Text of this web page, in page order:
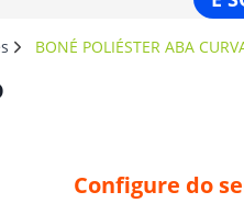
BONÉ POLIÉSTER ABA
Configure do